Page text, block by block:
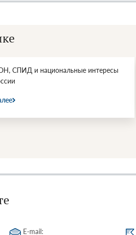
СПИД и национальные интересы
E-mail: